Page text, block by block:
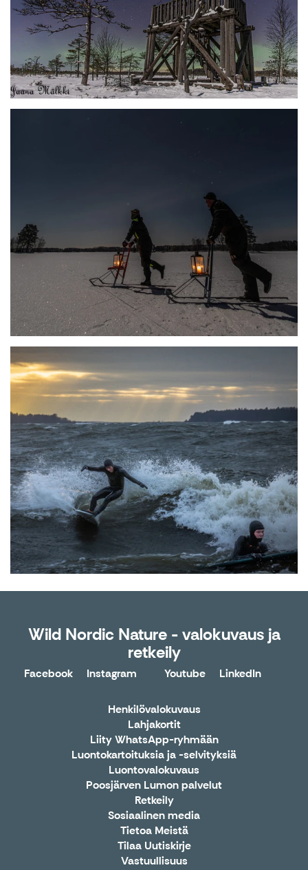
Wild Nordic Nature - valokuvaus ja
retkeily
Facebook Instagram Youtube LinkedIn
Henkilövalokuvaus
Lahjakortit
Liity WhatsApp-ryhmään
Luontokartoituksia ja -selvityksiä
Luontovalokuvaus
Poosjärven Lumon palvelut
Retkeily
Sosiaalinen media
Tietoa Meistä
Tilaa Uutiskirje
Vastuullisuus